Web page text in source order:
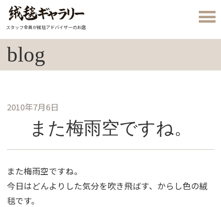
スタッフ全員が絨毯アドバイザーのお店
blog
2010年7月6日
また梅雨空ですね。
また梅雨空ですね。
今日はどんよりした気分を吹き飛ばす、からし色の絨
毯です。